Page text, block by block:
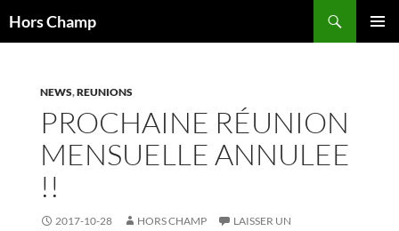
auHors Champ
NEWS,REUNIONS
PROCHAINE RÉUNION
MENSUELLE ANNULEE
!!
2017-10-28 HORS CHAMP
LAISSER UN